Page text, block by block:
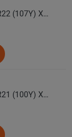
CONTINENTAL Автошина 275/40 ZR22 (107Y) XL FR SportContact 7 лето
CONTINENTAL Автошина 285/30 ZR21 (100Y) XL FR SportContact 7 MGT лето